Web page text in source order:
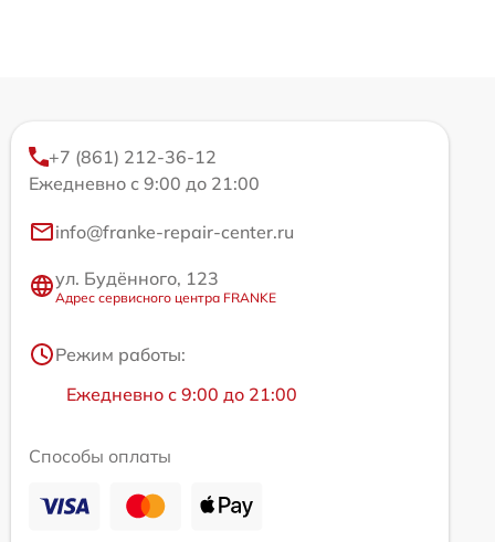
+7 (861) 212-36-12
Ежедневно с 9:00 до 21:00
info@franke-repair-center.ru
ул. Будённого, 123
Адрес сервисного центра FRANKE
Режим работы:
Ежедневно с 9:00 до 21:00
Способы оплаты